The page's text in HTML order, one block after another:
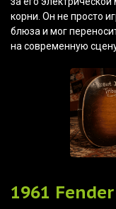
корни. Он не просто
блюза и мог
на современную
1961